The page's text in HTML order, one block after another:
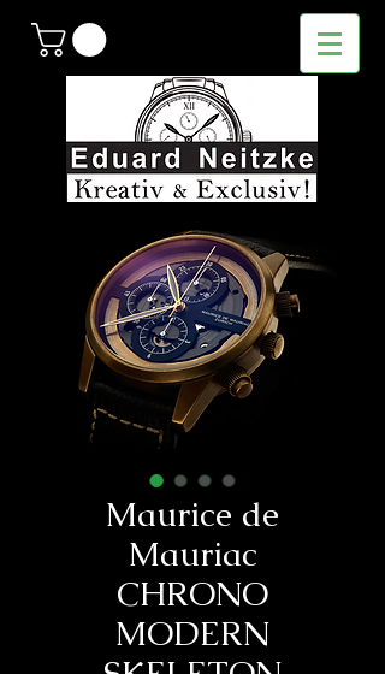
Maurice de
Mauriac
CHRONO
MODERN